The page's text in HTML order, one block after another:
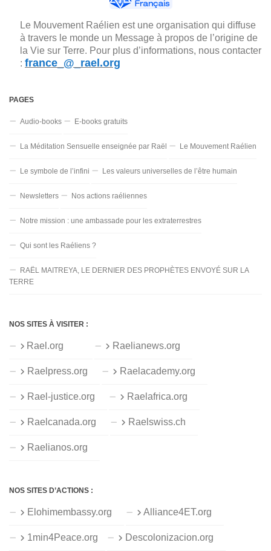
Le Mouvement Raélien est une organisation qui diffuse
à travers le monde un Message à propos de l’origine de
la Vie sur Terre. Pour plus d’informations, nous contacter
: france_@_rael.org
PAGES
Audio-books E-books gratuits
La Méditation Sensuelle enseignée par Raël Le Mouvement Raélien
Le symbole de l’infini Les valeurs universelles de l’être humain
Newsletters Nos actions raéliennes
Notre mission : une ambassade pour les extraterrestres
Qui sont les Raéliens ?
RAËL MAITREYA, LE DERNIER DES PROPHÈTES ENVOYÉ SUR LA
TERRE
NOS SITES À VISITER :
Rael.org Raelianews.org
Raelpress.org Raelacademy.org
Rael-justice.org Raelafrica.org
Raelcanada.org Raelswiss.ch
Raelianos.org
NOS SITES D’ACTIONS :
Elohimembassy.org Alliance4ET.org
1min4Peace.org Descolonizacion.org